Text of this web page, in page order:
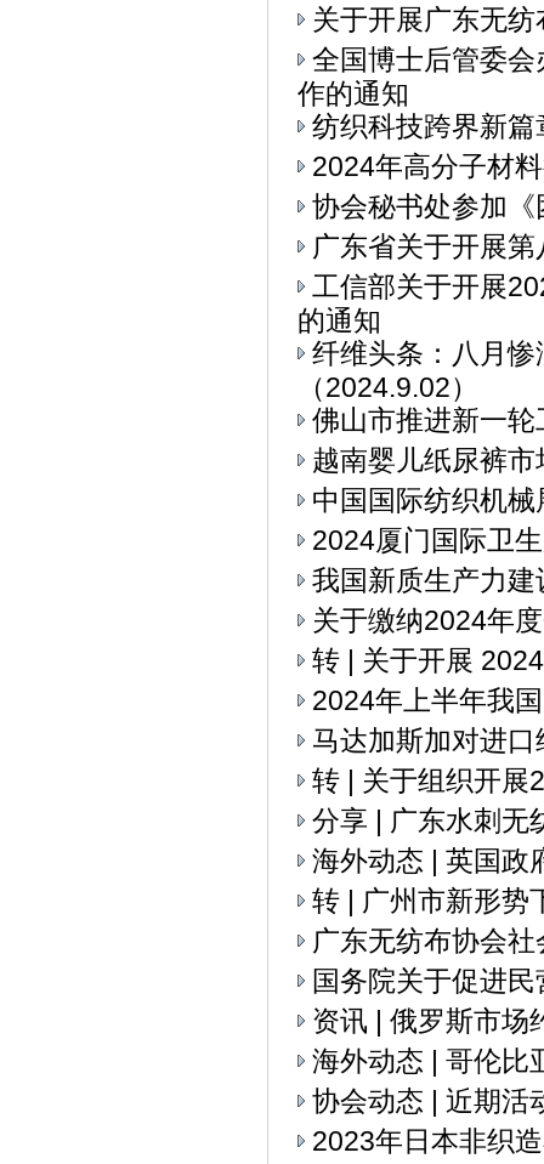
关于开展广东无
全国博士后管委
作的通知
纺织科技跨界新
2024年高分子材
协会秘书处参加
广东省关于开展
工信部关于开展
的通知
纤维头条：八月
（2024.9.02）
佛山市推进新一
越南婴儿纸尿裤
中国国际纺织机
2024厦门国际卫
我国新质生产力
关于缴纳2024年
转 | 关于开展
2024年上半年我
马达加斯加对进
转 | 关于组织开展
分享 | 广东水刺无
海外动态 | 英国政
转 | 广州市新形势
广东无纺布协会社
国务院关于促进
资讯 | 俄罗斯市场
海外动态 | 哥伦比
协会动态 | 近期活
2023年日本非织